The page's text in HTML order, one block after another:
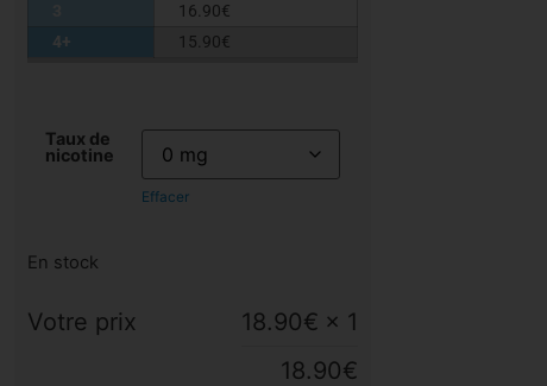
16.90€
4+
15.90€
Taux de
nicotine
Effacer
En stock
Votre prix 18.90€ × 1
18.90€